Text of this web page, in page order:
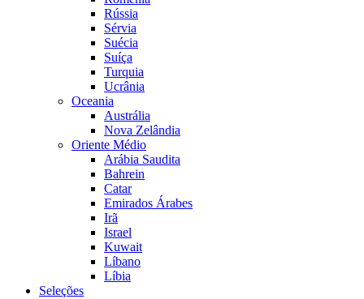
Rússia
Sérvia
Suécia
Suíça
Turquia
Ucrânia
Oceania
Austrália
Nova Zelândia
Oriente Médio
Arábia Saudita
Bahrein
Catar
Emirados Árabes
Irã
Israel
Kuwait
Líbano
Líbia
Seleções